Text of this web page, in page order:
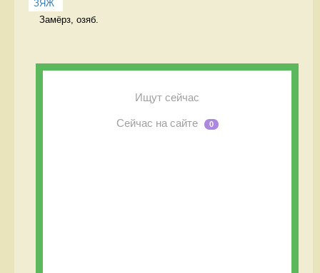
ЗЯЖ
Замёрз, озяб.
Ищут сейчас
Сейчас на сайте 0